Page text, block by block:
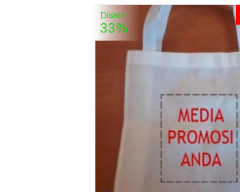
Diskon
33%